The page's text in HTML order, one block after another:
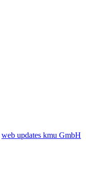
web updates kmu GmbH